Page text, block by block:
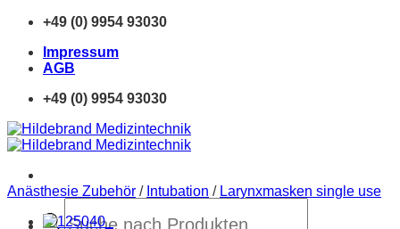
Zum
springen
+49 (0) 9954 93030
Impressum
AGB
+49 (0) 9954 93030
search
Anästhesie Zubehör / Intubation / Larynxmasken single use